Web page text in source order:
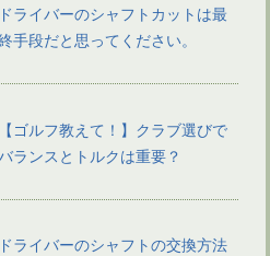
ドライバーのシャフトカットは最
手段だと思ってください。
【ゴルフ教えて！】クラブ選びで
ランスとトルクは重要？
ドライバーのシャフトの交換方法